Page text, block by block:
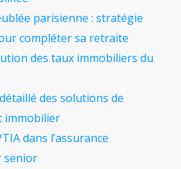
parisienne : stratégie
compléter sa retraite
des taux immobiliers du
des solutions de
immobilier
dans l’assurance
senior